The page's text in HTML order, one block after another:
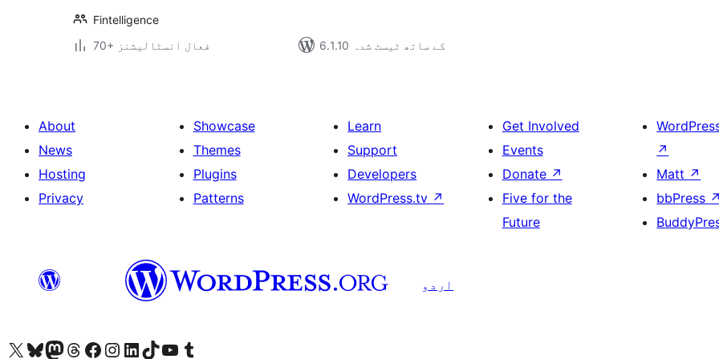
Fintelligence
70+ فعال انسٹالیشنز
6.1.10 کے ساتھ ٹیسٹ شدہ
About
News
Hosting
Privacy
Showcase
Themes
Plugins
Patterns
Learn
Support
Developers
WordPress.tv ↗
Get Involved
Events
Donate ↗
Five for the
Future
↗
Matt ↗
bbPress ↗
اردو
Visit our X (formerly Twitter) account
ہمارے بلیواسکائی اکاؤنٹ پر جائیں
Visit our Mastodon account
ہمارے ٹھریڈز اکاؤنٹ پر جائیں
Visit our Facebook page
Visit our Instagram account
Visit our LinkedIn account
ہمارے ٹک ٹاک اکاؤنٹ پر جائیں
Visit our YouTube channel
ہمارے ٹمبلر اکاؤنٹ پر جائیں